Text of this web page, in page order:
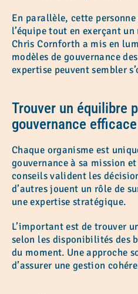
En parallèle, cette
l’équipe tout en exerçant
Chris Cornforth a mis en
modèles de gouvernance
expertise peuvent sembler
Trouver un équilibre
gouvernance efficace
Chaque organisme est
gouvernance à sa mission
conseils valident les
d’autres jouent un rôle de
une expertise stratégique.
L’important est de trouver
selon les disponibilités des
du moment. Une approche
d’assurer une gestion